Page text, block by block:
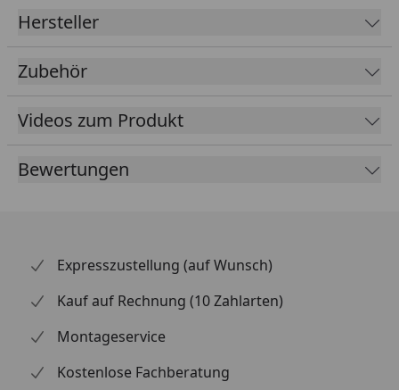
Material
Farbe
Braun
Anthrazit
Lieferumfang
Rinnenrohre
(siehe Reiter
"Zubehör")
Überlaufstopp
jeweils für Anschluss
Hersteller
Zubehör
Videos zum Produkt
Bewertungen
Expresszustellung (auf Wunsch)
Kauf auf Rechnung (10 Zahlarten)
Montageservice
Kostenlose Fachberatung